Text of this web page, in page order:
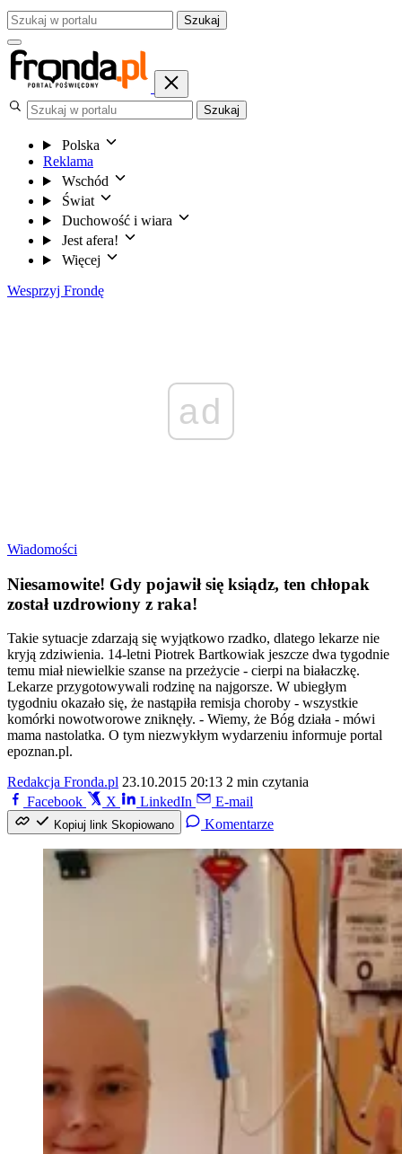
Szukaj
Szukaj
Polska
Reklama
Wschód
Świat
Duchowość i wiara
Jest afera!
Więcej
Wesprzyj Frondę
ad
Wiadomości
Niesamowite! Gdy pojawił się ksiądz, ten chłopak
został uzdrowiony z raka!
Takie sytuacje zdarzają się wyjątkowo rzadko, dlatego lekarze nie
kryją zdziwienia. 14-letni Piotrek Bartkowiak jeszcze dwa tygodnie
temu miał niewielkie szanse na przeżycie - cierpi na białaczkę.
Lekarze przygotowywali rodzinę na najgorsze. W ubiegłym
tygodniu okazało się, że nastąpiła remisja choroby - wszystkie
komórki nowotworowe zniknęły. - Wiemy, że Bóg działa - mówi
mama nastolatka. O tym niezwykłym wydarzeniu informuje portal
epoznan.pl.
Redakcja Fronda.pl 23.10.2015 20:13 2 min czytania
Facebook
X LinkedIn E-mail
Kopiuj link Skopiowano Komentarze